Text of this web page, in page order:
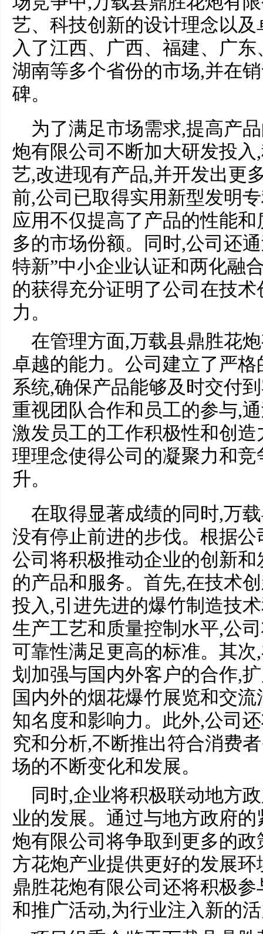
艺、科技创新的设计理念以
入了江西、广西、福建、广
湖南等多个省份的市场,并在
碑。
为了满足市场需求,提高产
炮有限公司不断加大研发投
艺,改进现有产品,并开发出更
前,公司已取得实用新型发明
应用不仅提高了产品的性能
多的市场份额。同时,公司还
特新”中小企业认证和两化融
的获得充分证明了公司在技
力。
在管理方面,万载县鼎胜花
卓越的能力。公司建立了严
系统,确保产品能够及时交付
重视团队合作和员工的参与,
激发员工的工作积极性和创
理理念使得公司的凝聚力和
升。
在取得显著成绩的同时,万
没有停止前进的步伐。根据
公司将积极推动企业的创新
的产品和服务。首先,在技术
投入,引进先进的爆竹制造技
生产工艺和质量控制水平,公
可靠性满足更高的标准。其
划加强与国内外客户的合作,
国内外的烟花爆竹展览和交
知名度和影响力。此外,公司
究和分析,不断推出符合消费
场的不断变化和发展。
同时,企业将积极联动地方
业的发展。通过与地方政府
炮有限公司将争取到更多的
方花炮产业提供更好的发展
鼎胜花炮有限公司还将积极
和推广活动,为行业注入新的